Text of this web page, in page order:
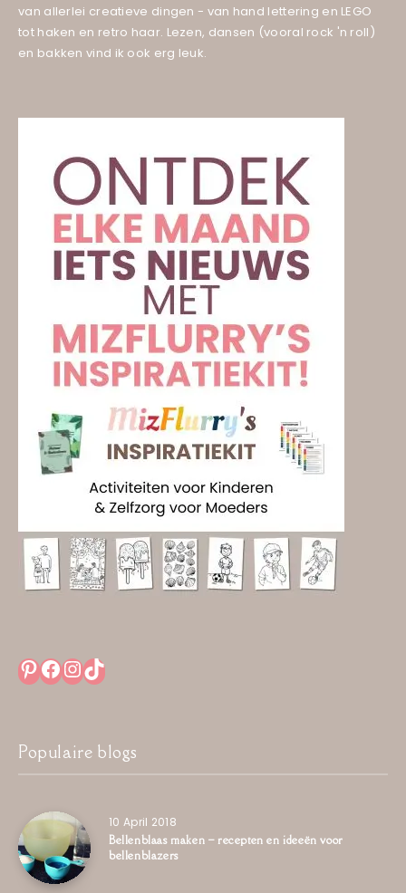
van allerlei creatieve dingen - van hand lettering en LEGO
tot haken en retro haar. Lezen, dansen (vooral rock 'n roll)
en bakken vind ik ook erg leuk.
Pinterest
Facebook
Instagram
TikTok
Populaire blogs
10 April 2018
Bellenblaas maken – recepten en ideeën voor
bellenblazers